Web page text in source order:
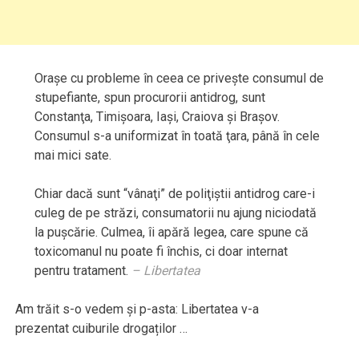
Oraşe cu probleme în ceea ce priveşte consumul de
stupefiante, spun procurorii antidrog, sunt
Constanţa, Timişoara, Iaşi, Craiova şi Braşov.
Consumul s-a uniformizat în toată ţara, până în cele
mai mici sate.
Chiar dacă sunt “vânaţi” de poliţiştii antidrog care-i
culeg de pe străzi, consumatorii nu ajung niciodată
la puşcărie. Culmea, îi apără legea, care spune că
toxicomanul nu poate fi închis, ci doar internat
pentru tratament. – Libertatea
Am trăit s-o vedem şi p-asta: Libertatea v-a
prezentat cuiburile drogaților …